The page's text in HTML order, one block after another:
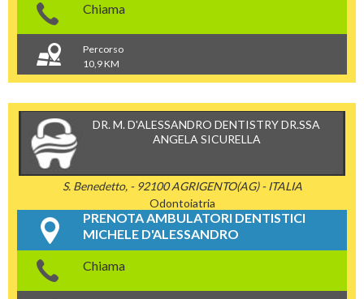
Chiama
Percorso
10,9 KM
DR. M. D'ALESSANDRO DENTISTRY DR.SSA
ANGELA SICURELLA
S. Benedetto, - 92100 AGRIGENTO(AG) - ITALIA
Odontoiatria
PRENOTA AMBULATORI DENTISTICI
MICHELE D'ALESSANDRO
Chiama